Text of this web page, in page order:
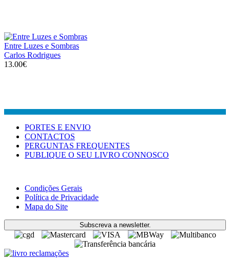
Entre Luzes e Sombras
Carlos Rodrigues
13.00€
PORTES E ENVIO
CONTACTOS
PERGUNTAS FREQUENTES
PUBLIQUE O SEU LIVRO CONNOSCO
Condições Gerais
Política de Privacidade
Mapa do Site
Subscreva a newsletter.